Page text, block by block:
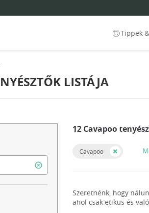
Tippek
LISTÁJA
12 Cavapoo
Cavapoo
Szeretnénk, hogy
ahol csak etikus és